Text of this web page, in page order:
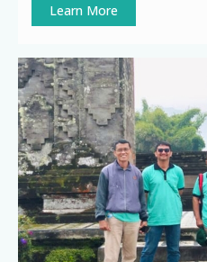
Learn More